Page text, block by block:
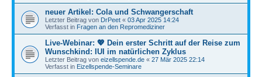
neuer Artikel: Cola und Schwangerschaft
Letzter Beitrag von DrPeet « 03 Apr 2025 14:24
Verfasst in Fragen an den Repromediziner
Live-Webinar: 💖 Dein erster Schritt auf der Reise zum
Wunschkind: IUI im natürlichen Zyklus
Letzter Beitrag von eizellspende.de « 27 Mär 2025 22:14
Verfasst in Eizellspende-Seminare